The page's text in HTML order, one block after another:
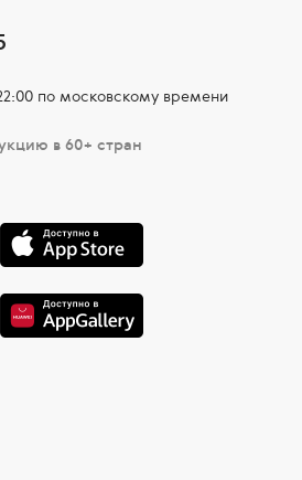
по московскому времени
в 60+ стран